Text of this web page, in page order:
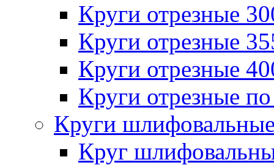
Круги отрезные
Круги отрезные
Круги отрезные
Круги отрезные
Круги
Круг